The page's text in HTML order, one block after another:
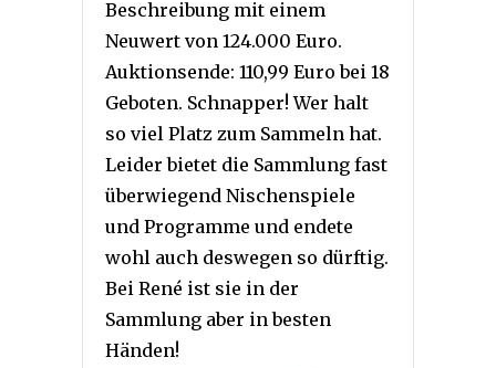
Beschreibung mit einem
Neuwert von 124.000 Euro.
Auktionsende: 110,99 Euro bei 18
Geboten. Schnapper! Wer halt
so viel Platz zum Sammeln hat.
Leider bietet die Sammlung fast
überwiegend Nischenspiele
und Programme und endete
wohl auch deswegen so dürftig.
Bei René ist sie in der
Sammlung aber in besten
Händen!